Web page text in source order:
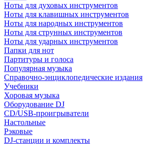
Ноты для духовых инструментов
Ноты для клавишных инструментов
Ноты для народных инструментов
Ноты для струнных инструментов
Ноты для ударных инструментов
Папки для нот
Партитуры и голоса
Популярная музыка
Справочно-энциклопедические издания
Учебники
Хоровая музыка
Оборудование DJ
CD/USB-проигрыватели
Настольные
Рэковые
DJ-станции и комплекты